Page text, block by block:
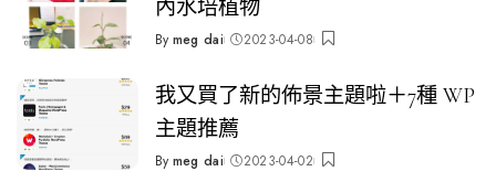
內水培植物
Posted
By meg dai 2023-04-08
我又買了新的佈景主題啦＋7種 WP
主題推薦
Posted
By meg dai 2023-04-02